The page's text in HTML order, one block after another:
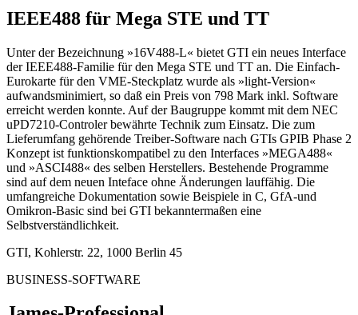
IEEE488 für Mega STE und TT
Unter der Bezeichnung »16V488-L« bietet GTI ein neues Interface
der IEEE488-Familie für den Mega STE und TT an. Die Einfach-
Eurokarte für den VME-Steckplatz wurde als »light-Version«
aufwandsminimiert, so daß ein Preis von 798 Mark inkl. Software
erreicht werden konnte. Auf der Baugruppe kommt mit dem NEC
uPD7210-Controler bewährte Technik zum Einsatz. Die zum
Lieferumfang gehörende Treiber-Software nach GTIs GPIB Phase 2
Konzept ist funktionskompatibel zu den Interfaces »MEGA488«
und »ASCI488« des selben Herstellers. Bestehende Programme
sind auf dem neuen Inteface ohne Änderungen lauffähig. Die
umfangreiche Dokumentation sowie Beispiele in C, GfA-und
Omikron-Basic sind bei GTI bekanntermaßen eine
Selbstverständlichkeit.
GTI, Kohlerstr. 22, 1000 Berlin 45
BUSINESS-SOFTWARE